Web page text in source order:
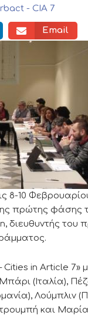
- CIA 7
Email
8-10
πρώτης φάσης
διευθυντής του
in Article 7»
(Ιταλία),
Λούμπλιν
και